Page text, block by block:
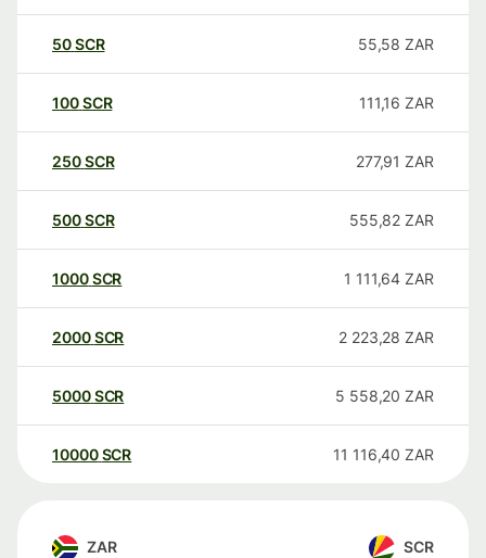
50SCR 55,58 ZAR
100SCR 111,16 ZAR
250SCR 277,91 ZAR
500SCR 555,82 ZAR
1000SCR 1 111,64 ZAR
2000SCR 2 223,28 ZAR
5000SCR 5 558,20 ZAR
10000 SCR 11 116,40 ZAR
ZAR SCR